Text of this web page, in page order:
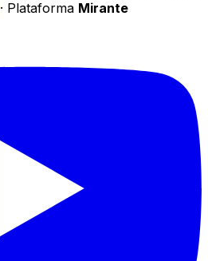
· Plataforma Mirante